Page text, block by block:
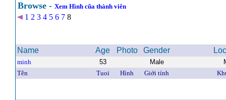
Browse - Xem Hình cũa thành viên
1 2 3 4 5 6 7 8
Name Age Photo Gender
minh 53 Male
Tên
Tuoi Hình Giới tính